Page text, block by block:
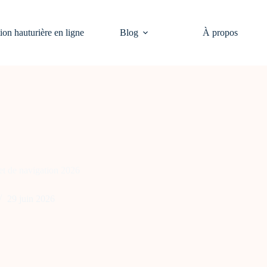
hauturière en ligne Blog À propos